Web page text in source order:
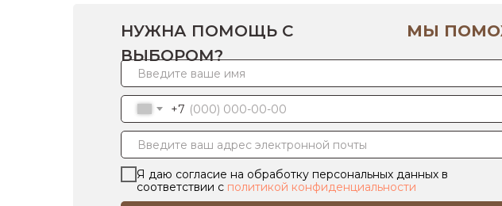
+7
Я даю согласие на обработку персональных данных в
соответствии с политикой конфиденциальности
НУЖНА ПОМОЩЬ С
ВЫБОРОМ?
МЫ